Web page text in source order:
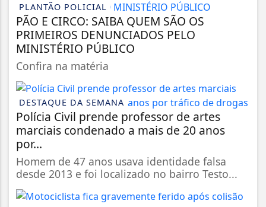
PLANTÃO POLICIAL
PÃO E CIRCO: SAIBA QUEM SÃO OS
PRIMEIROS DENUNCIADOS PELO
MINISTÉRIO PÚBLICO
Confira na matéria
DESTAQUE DA SEMANA
Polícia Civil prende professor de artes
marciais condenado a mais de 20 anos
por...
Homem de 47 anos usava identidade falsa
desde 2013 e foi localizado no bairro Testo...